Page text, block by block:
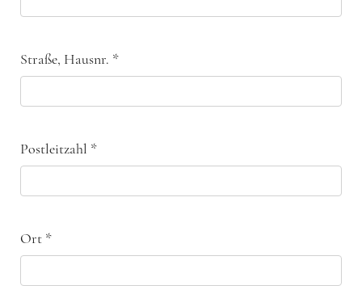
Straße, Hausnr. *
Postleitzahl *
Ort *